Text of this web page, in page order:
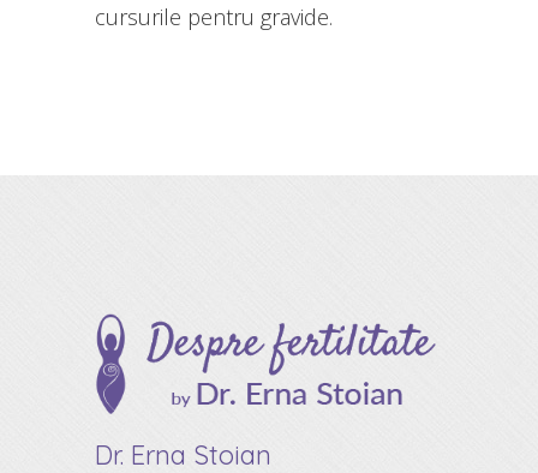
cursurile pentru gravide.
Dr. Erna Stoian